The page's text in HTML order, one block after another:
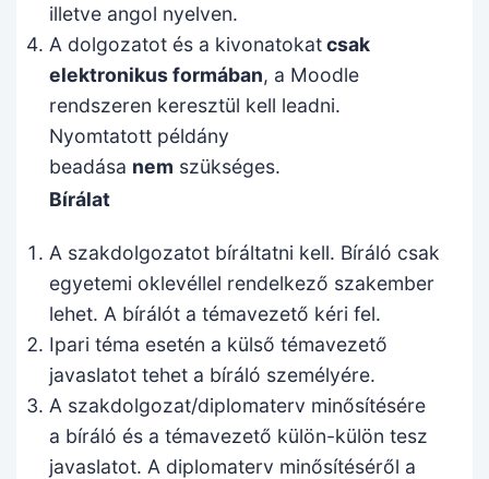
illetve angol nyelven.
A dolgozatot és a kivonatokatcsak
elektronikus formában, a Moodle
rendszeren keresztül kell leadni.
Nyomtatott példány
beadása nem szükséges.
Bírálat
A szakdolgozatot bíráltatni kell. Bíráló csak
egyetemi oklevéllel rendelkező szakember
lehet. A bírálót a témavezető kéri fel.
Ipari téma esetén a külső témavezető
javaslatot tehet a bíráló személyére.
A szakdolgozat/diplomaterv minősítésére
a bíráló és a témavezető külön-külön tesz
javaslatot. A diplomaterv minősítéséről a